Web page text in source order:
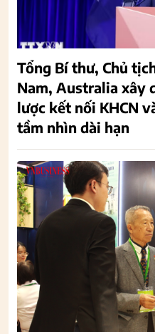
Tổng Bí thư, Chủ
Nam, Australia xây
lược kết nối KHCN
tầm nhìn dài hạn